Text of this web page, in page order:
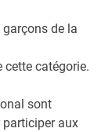
de la
cette catégorie.
sont
aux